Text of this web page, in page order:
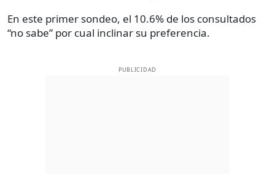
En este primer sondeo, el 10.6% de los consultados
“no sabe” por cual inclinar su preferencia.
PUBLICIDAD